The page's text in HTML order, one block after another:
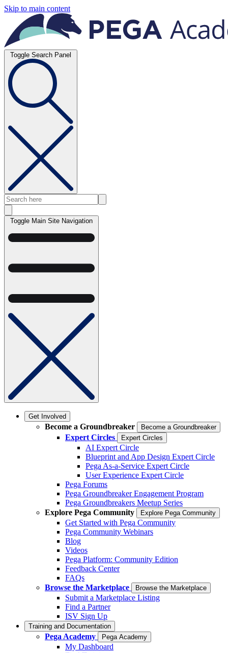
Skip to main content
Toggle Search Panel
Toggle Main Site Navigation
Get Involved
Become a Groundbreaker Become a Groundbreaker
Expert Circles Expert Circles
AI Expert Circle
Blueprint and App Design Expert Circle
Pega As-a-Service Expert Circle
User Experience Expert Circle
Pega Forums
Pega Groundbreaker Engagement Program
Pega Groundbreakers Meetup Series
Explore Pega Community
Explore Pega Community
Get Started with Pega Community
Pega Community Webinars
Blog
Videos
Pega Platform: Community Edition
Feedback Center
FAQs
Browse the Marketplace
Browse the Marketplace
Submit a Marketplace Listing
Find a Partner
ISV Sign Up
Training and Documentation
Pega Academy Pega Academy
My Dashboard